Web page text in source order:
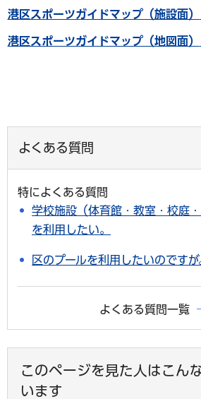
港区スポーツガイドマップ（施設面）
港区スポーツガイドマップ（地図面）
よくある質問
特によくある質問
学校施設（体育館・教室・校庭・
を利用したい。
区のプールを利用したいのですが
よくある質問一覧
このページを見た人はこん
います